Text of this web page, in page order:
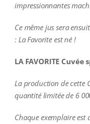
impressionnantes
Ce même jus sera
: La Favorite est né !
LA FAVORITE
La production de cette
quantité limitée de 6
Chaque exemplaire est